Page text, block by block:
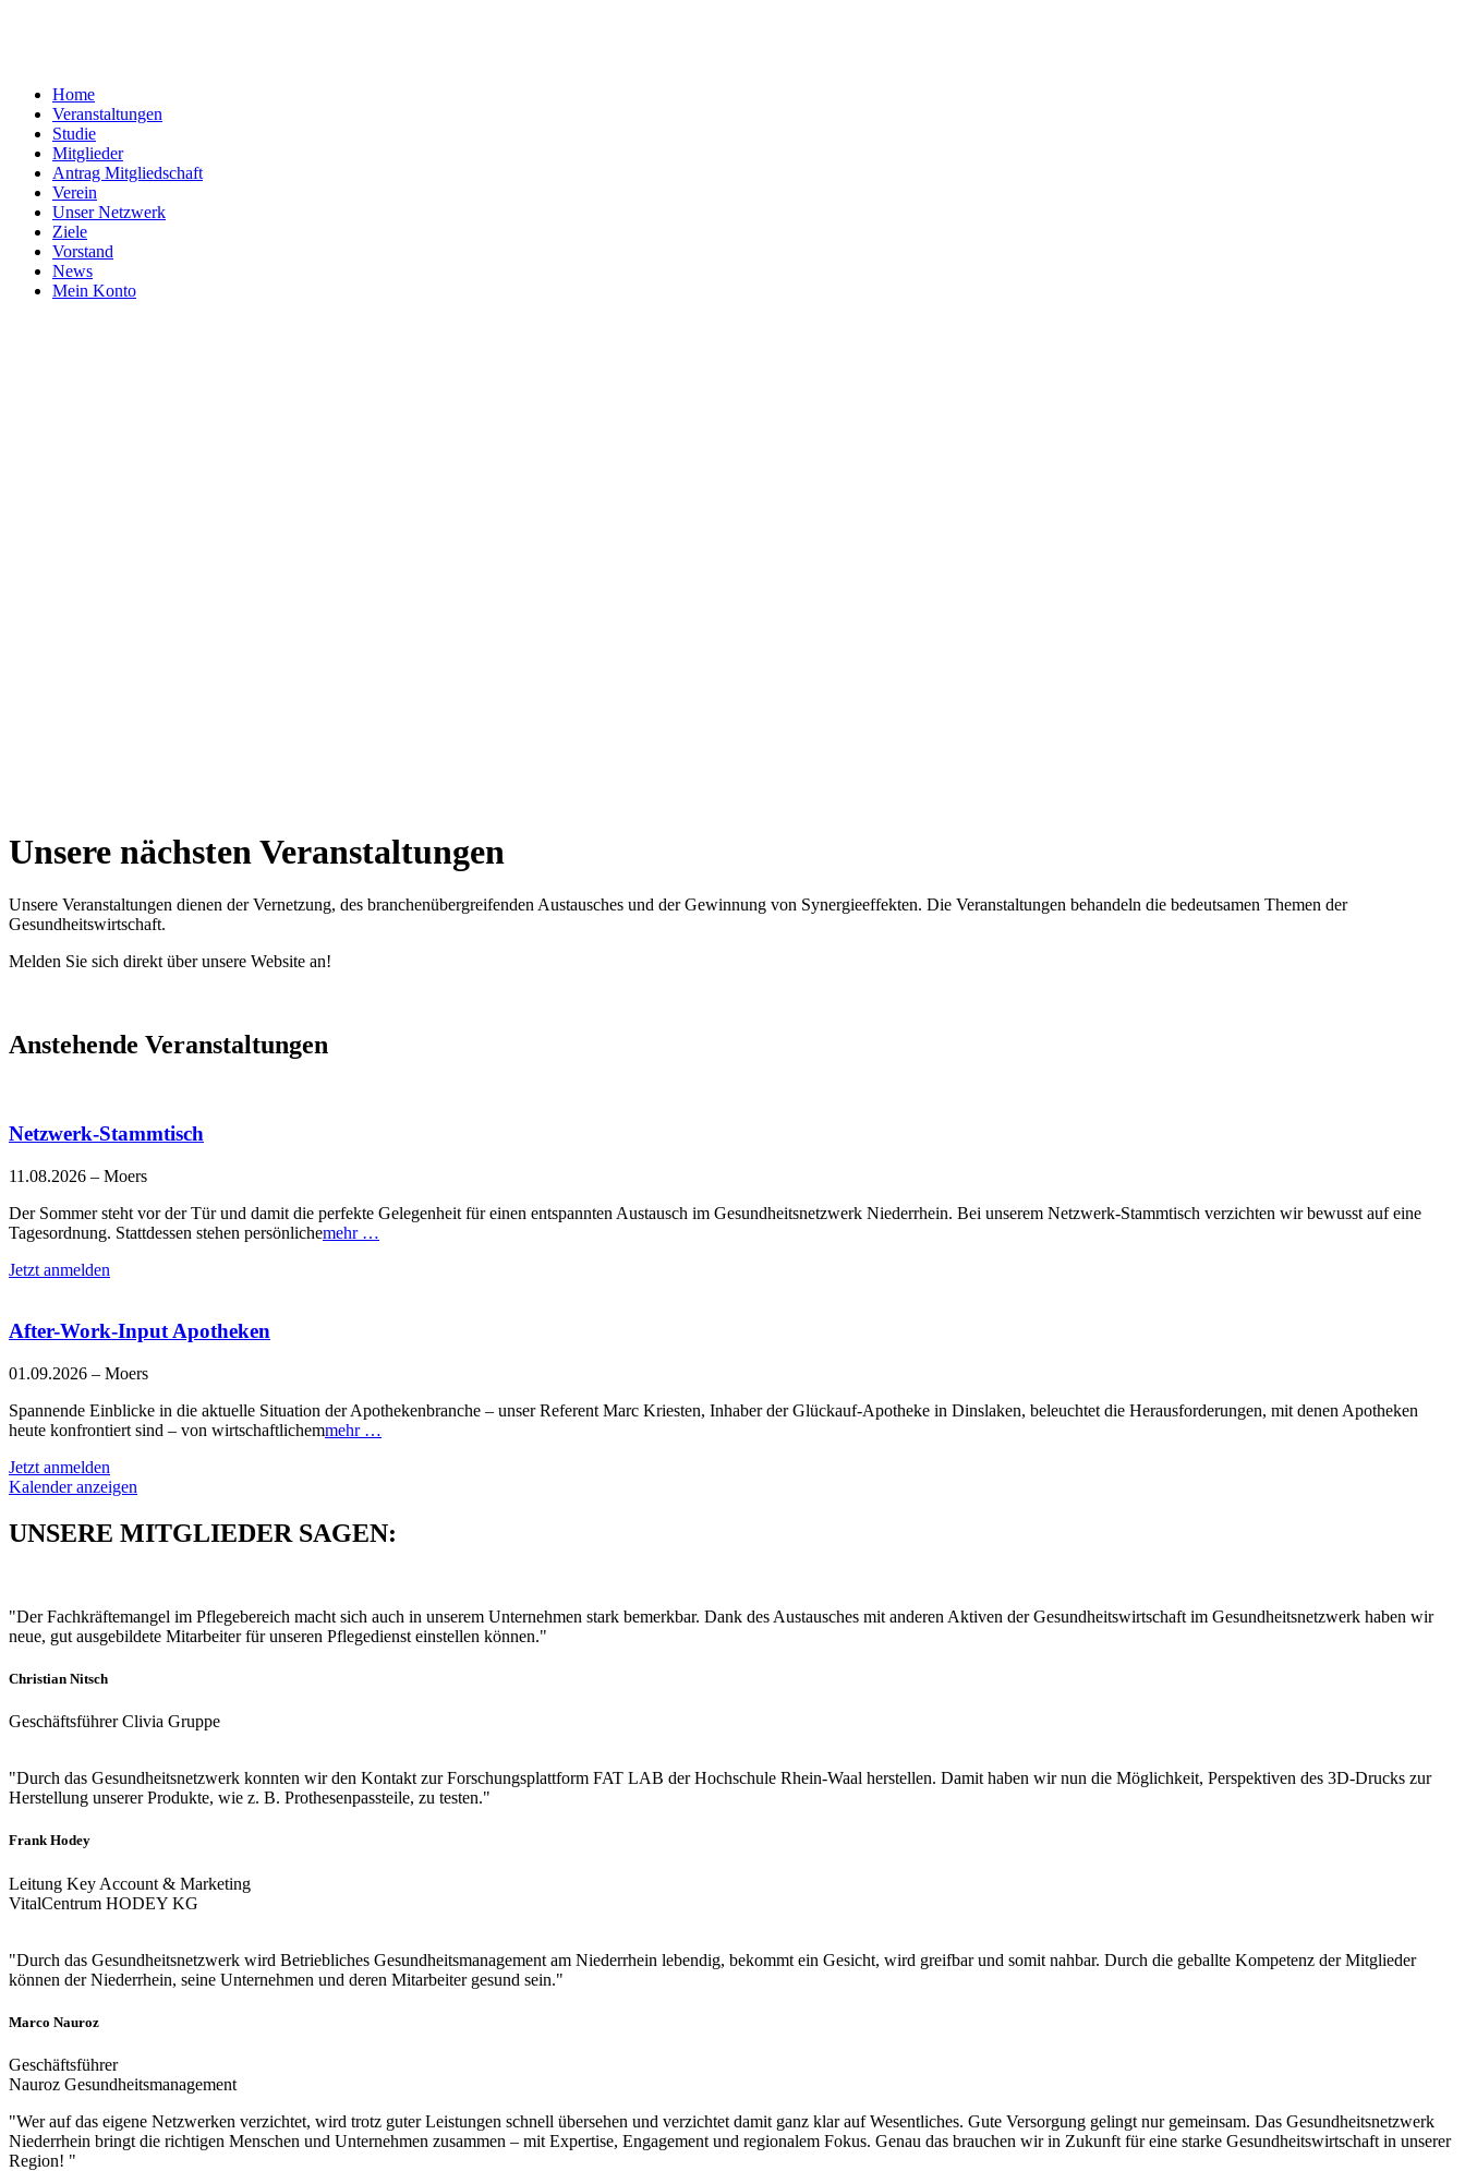
Home
Veranstaltungen
Studie
Mitglieder
Antrag Mitgliedschaft
Verein
Unser Netzwerk
Ziele
Vorstand
News
Mein Konto
Unsere nächsten Veranstaltungen
Unsere Veranstaltungen dienen der Vernetzung, des branchenübergreifenden Austausches und der Gewinnung von Synergieeffekten. Die Veranstaltungen behandeln die bedeutsamen Themen der
Gesundheitswirtschaft.
Melden Sie sich direkt über unsere Website an!
Anstehende Veranstaltungen
Netzwerk-Stammtisch
11.08.2026 – Moers
Der Sommer steht vor der Tür und damit die perfekte Gelegenheit für einen entspannten Austausch im Gesundheitsnetzwerk Niederrhein. Bei unserem Netzwerk-Stammtisch verzichten wir bewusst auf eine
Tagesordnung. Stattdessen stehen persönlichemehr …
Jetzt anmelden
After-Work-Input Apotheken
01.09.2026 – Moers
Spannende Einblicke in die aktuelle Situation der Apothekenbranche – unser Referent Marc Kriesten, Inhaber der Glückauf-Apotheke in Dinslaken, beleuchtet die Herausforderungen, mit denen Apotheken
heute konfrontiert sind – von wirtschaftlichemmehr …
Jetzt anmelden
Kalender anzeigen
UNSERE MITGLIEDER SAGEN:
"Der Fachkräftemangel im Pflegebereich macht sich auch in unserem Unternehmen stark bemerkbar. Dank des Austausches mit anderen Aktiven der Gesundheitswirtschaft im Gesundheitsnetzwerk haben wir
neue, gut ausgebildete Mitarbeiter für unseren Pflegedienst einstellen können."
Christian Nitsch
Geschäftsführer Clivia Gruppe
"Durch das Gesundheitsnetzwerk konnten wir den Kontakt zur Forschungsplattform FAT LAB der Hochschule Rhein-Waal herstellen. Damit haben wir nun die Möglichkeit, Perspektiven des 3D-Drucks zur
Herstellung unserer Produkte, wie z. B. Prothesenpassteile, zu testen."
Frank Hodey
Leitung Key Account & Marketing
VitalCentrum HODEY KG
"Durch das Gesundheitsnetzwerk wird Betriebliches Gesundheitsmanagement am Niederrhein lebendig, bekommt ein Gesicht, wird greifbar und somit nahbar. Durch die geballte Kompetenz der Mitglieder
können der Niederrhein, seine Unternehmen und deren Mitarbeiter gesund sein."
Marco Nauroz
Geschäftsführer
Nauroz Gesundheitsmanagement
"Wer auf das eigene Netzwerken verzichtet, wird trotz guter Leistungen schnell übersehen und verzichtet damit ganz klar auf Wesentliches. Gute Versorgung gelingt nur gemeinsam. Das Gesundheitsnetzwerk
Niederrhein bringt die richtigen Menschen und Unternehmen zusammen – mit Expertise, Engagement und regionalem Fokus. Genau das brauchen wir in Zukunft für eine starke Gesundheitswirtschaft in unserer
Region! "